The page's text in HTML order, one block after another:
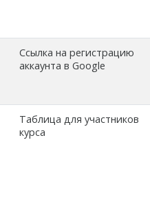
Ссылка на регистрацию
аккаунта в Google
Таблица для участников
курса